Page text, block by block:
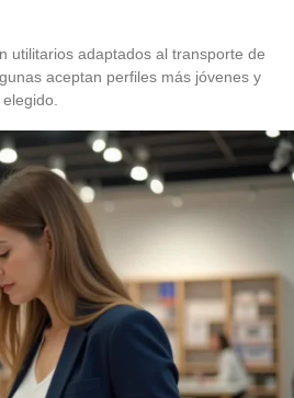
utilitarios adaptados al transporte de
aceptan perfiles más jóvenes y